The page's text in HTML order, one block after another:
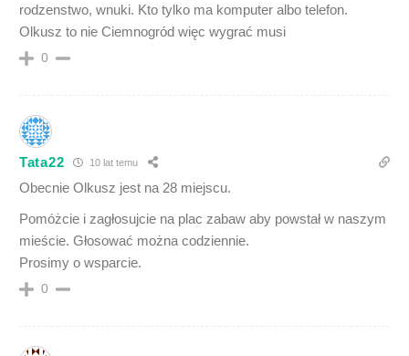
rodzenstwo, wnuki. Kto tylko ma komputer albo telefon.
Olkusz to nie Ciemnogród więc wygrać musi
0
Tata22 10 lat temu
Obecnie Olkusz jest na 28 miejscu.
Pomóżcie i zagłosujcie na plac zabaw aby powstał w naszym
mieście. Głosować można codziennie.
Prosimy o wsparcie.
0